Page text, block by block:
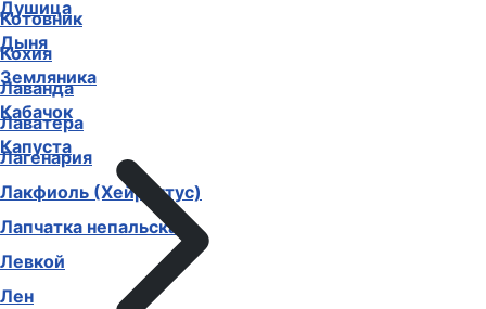
Котовник
Кохия
Лаванда
Лаватера
Лагенария
Лакфиоль (Хейрантус)
Лапчатка непальская
Левкой
Лен
Душица
Дыня
Земляника
Кабачок
Капуста